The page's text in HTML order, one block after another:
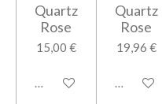
Quartz
Rose
15,00 €
Ajouter au panier
Quartz
Rose
19,96 €
Ajouter